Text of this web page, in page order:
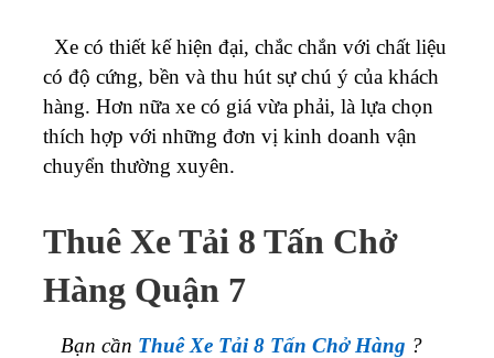
Xe có thiết kế hiện đại, chắc chắn với chất liệu
có độ cứng, bền và thu hút sự chú ý của khách
hàng. Hơn nữa xe có giá vừa phải, là lựa chọn
thích hợp với những đơn vị kinh doanh vận
chuyển thường xuyên.
Thuê Xe Tải 8 Tấn Chở
Hàng Quận 7
Bạn cần Thuê Xe Tải 8 Tấn Chở Hàng ?